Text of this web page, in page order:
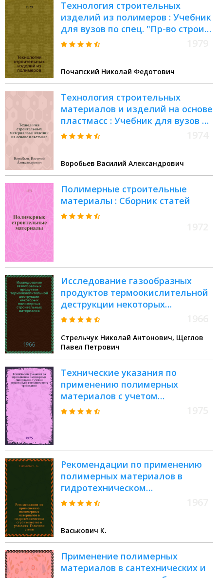
Технология строительных
изделий из полимеров : Учебник
для вузов по спец. "Пр-во строит.
изделий и конструкций"
Почапский Николай Федотович
Технология строительных
материалов и изделий на основе
пластмасс : Учебник для вузов по
специальности "Производство
Воробьев Василий Александрович
Полимерные строительные
материалы : Сборник статей
Исследование газообразных
продуктов термоокислительной
деструкции некоторых
полимерных строительных
Стрельчук Николай Антонович, Щеглов
Павел Петрович
Технические указания по
применению полимерных
материалов с учетом
строительно-гигиенических
01.08.74
Рекомендации по применению
полимерных материалов в
гидротехническом
строительстве в условиях
Васькович К.
Применение полимерных
материалов в сантехнических и